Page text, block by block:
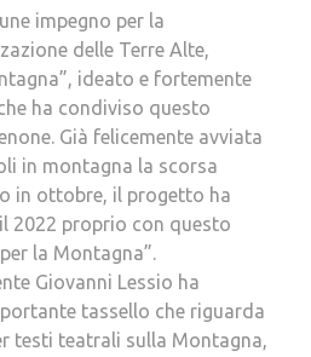
impegno per la
delle Terre Alte,
ideato e fortemente
ha condiviso questo
Già felicemente avviata
in montagna la scorsa
in ottobre, il progetto ha
2022 proprio con questo
la Montagna”.
Giovanni Lessio ha
tassello che riguarda
testi teatrali sulla Montagna,